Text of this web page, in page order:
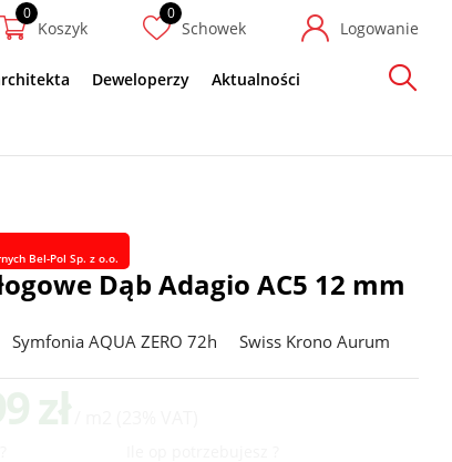
Koszyk Schowek Logowanie
Deweloperzy Aktualności
Szukaj
Bel-Pol Sp. z o.o.
Dąb Adagio AC5 12 mm
Symfonia AQUA ZERO 72h Swiss Krono Aurum